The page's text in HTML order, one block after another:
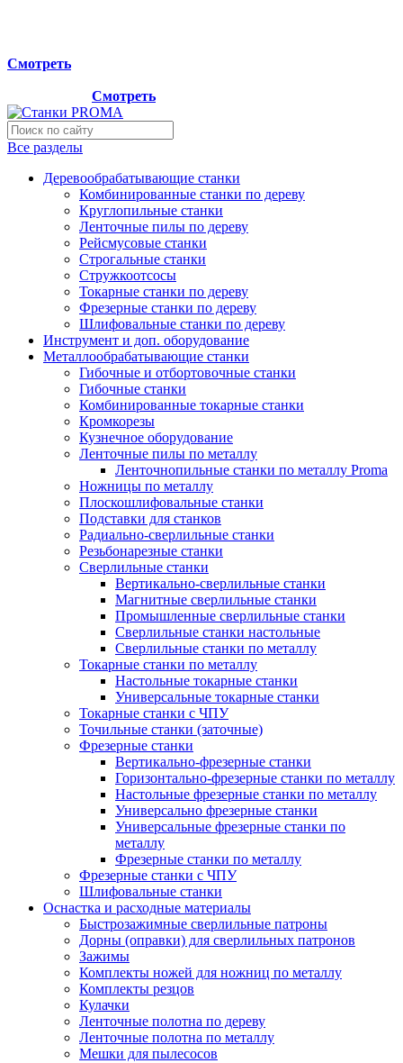
Смотреть
Смотреть
Все разделы
Деревообрабатывающие станки
Комбинированные станки по дереву
Круглопильные станки
Ленточные пилы по дереву
Рейсмусовые станки
Строгальные станки
Стружкоотсосы
Токарные станки по дереву
Фрезерные станки по дереву
Шлифовальные станки по дереву
Инструмент и доп. оборудование
Металлообрабатывающие станки
Гибочные и отбортовочные станки
Гибочные станки
Комбинированные токарные станки
Кромкорезы
Кузнечное оборудование
Ленточные пилы по металлу
Ленточнопильные станки по металлу Proma
Ножницы по металлу
Плоскошлифовальные станки
Подставки для станков
Радиально-сверлильные станки
Резьбонарезные станки
Сверлильные станки
Вертикально-сверлильные станки
Магнитные сверлильные станки
Промышленные сверлильные станки
Сверлильные станки настольные
Сверлильные станки по металлу
Токарные станки по металлу
Настольные токарные станки
Универсальные токарные станки
Токарные станки с ЧПУ
Точильные станки (заточные)
Фрезерные станки
Вертикально-фрезерные станки
Горизонтально-фрезерные станки по металлу
Настольные фрезерные станки по металлу
Универсально фрезерные станки
Универсальные фрезерные станки по
металлу
Фрезерные станки по металлу
Фрезерные станки с ЧПУ
Шлифовальные станки
Оснастка и расходные материалы
Быстрозажимные сверлильные патроны
Дорны (оправки) для сверлильных патронов
Зажимы
Комплекты ножей для ножниц по металлу
Комплекты резцов
Кулачки
Ленточные полотна по дереву
Ленточные полотна по металлу
Мешки для пылесосов